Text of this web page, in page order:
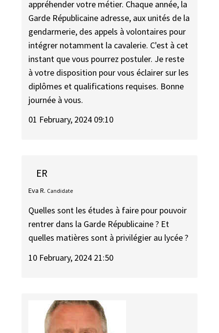
appréhender votre métier. Chaque année, la
Garde Républicaine adresse, aux unités de la
gendarmerie, des appels à volontaires pour
intégrer notamment la cavalerie. C'est à cet
instant que vous pourrez postuler. Je reste
à votre disposition pour vous éclairer sur les
diplômes et qualifications requises. Bonne
journée à vous.
01 February, 2024 09:10
ER
Eva R. Candidate
Quelles sont les études à faire pour pouvoir
rentrer dans la Garde Républicaine ? Et
quelles matières sont à privilégier au lycée ?
10 February, 2024 21:50